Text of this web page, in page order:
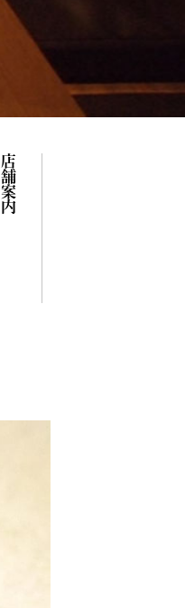
店舗案内